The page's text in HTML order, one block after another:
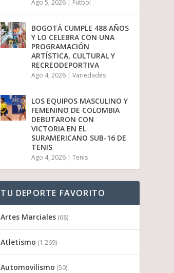
e
n
.
Ago 5, 2026 Futbol
BOGOTÁ CUMPLE 488 AÑOS
Y LO CELEBRA CON UNA
PROGRAMACIÓN
ARTÍSTICA, CULTURAL Y
RECREODEPORTIVA
Ago 4, 2026 |Variedades
LOS EQUIPOS MASCULINO Y
FEMENINO DE COLOMBIA
DEBUTARON CON
VICTORIA EN EL
SURAMERICANO SUB-16 DE
TENIS
Ago 4, 2026 |Tenis
TU DEPORTE FAVORITO
Artes Marciales (68)
Atletismo (1.269)
Automovilismo (50)